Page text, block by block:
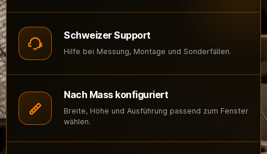
Schweizer Support
Hilfe bei Messung, Montage und Sonderfällen.
Nach Mass konfiguriert
Breite, Höhe und Ausführung passend zum Fenster
wählen.